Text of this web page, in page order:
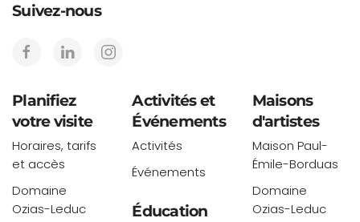
Suivez-nous
Planifiez
votre visite
Horaires, tarifs
et accès
Domaine
Ozias-Leduc
Activités et
Événements
Activités
Événements
Éducation
Maisons
d'artistes
Maison Paul-
Émile-Borduas
Domaine
Ozias-Leduc